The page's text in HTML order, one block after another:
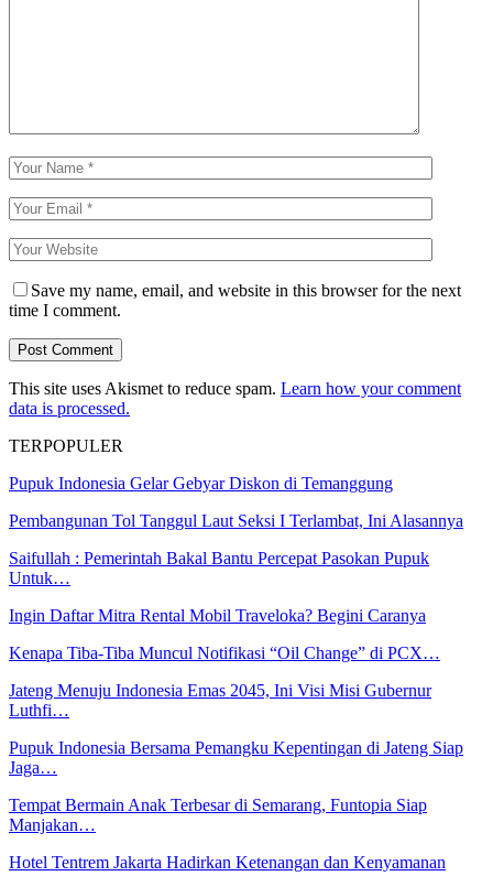
Save my name, email, and website in this browser for the next
time I comment.
This site uses Akismet to reduce spam. Learn how your comment
data is processed.
TERPOPULER
Pupuk Indonesia Gelar Gebyar Diskon di Temanggung
Pembangunan Tol Tanggul Laut Seksi I Terlambat, Ini Alasannya
Saifullah : Pemerintah Bakal Bantu Percepat Pasokan Pupuk
Untuk…
Ingin Daftar Mitra Rental Mobil Traveloka? Begini Caranya
Kenapa Tiba-Tiba Muncul Notifikasi “Oil Change” di PCX…
Jateng Menuju Indonesia Emas 2045, Ini Visi Misi Gubernur
Luthfi…
Pupuk Indonesia Bersama Pemangku Kepentingan di Jateng Siap
Jaga…
Tempat Bermain Anak Terbesar di Semarang, Funtopia Siap
Manjakan…
Hotel Tentrem Jakarta Hadirkan Ketenangan dan Kenyamanan